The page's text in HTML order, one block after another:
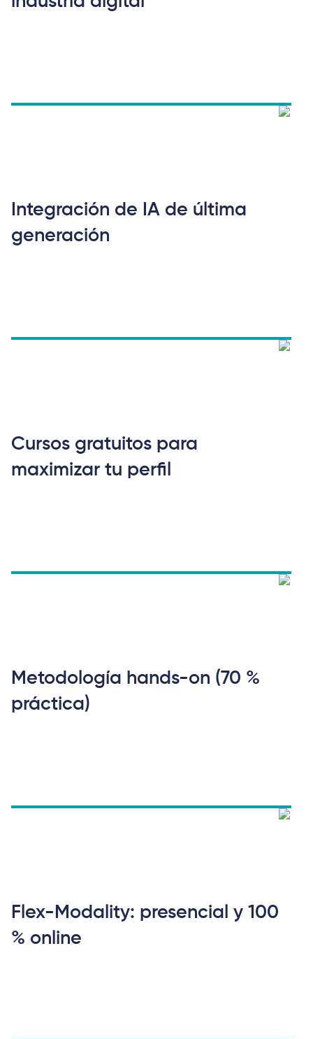
Integración de IA de última
generación
Cursos gratuitos para
maximizar tu perfil
Metodología hands-on (70 %
práctica)
Flex-Modality: presencial y 100
% online